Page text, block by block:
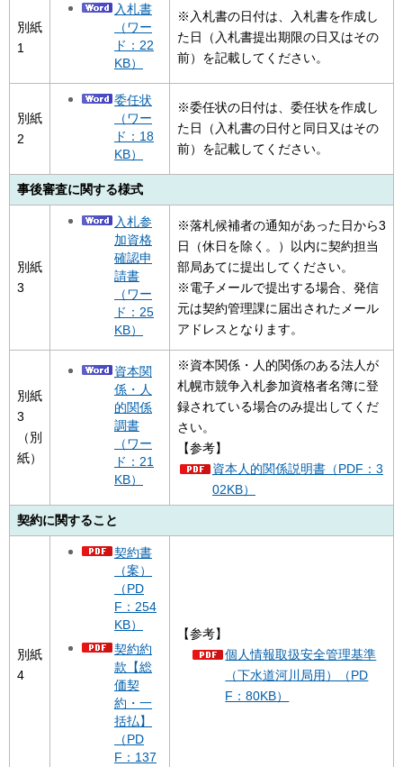
別紙
1
入札書
（ワー
ド：22
KB）
※入札書の日付は、入札書を作成し
た日（入札書提出期限の日又はその
前）を記載してください。
別紙
2
委任状
（ワー
ド：18
KB）
※委任状の日付は、委任状を作成し
た日（入札書の日付と同日又はその
前）を記載してください。
事後審査に関する様式
別紙
3
入札参
加資格
確認申
請書
（ワー
ド：25
KB）
※落札候補者の通知があった日から3
日（休日を除く。）以内に契約担当
部局あてに提出してください。
※電子メールで提出する場合、発信
元は契約管理課に届出されたメール
アドレスとなります。
別紙
3
（別
紙）
資本関
係・人
的関係
調書
（ワー
ド：21
KB）
※資本関係・人的関係のある法人が
札幌市競争入札参加資格者名簿に登
録されている場合のみ提出してくだ
さい。
【参考】
資本人的関係説明書（PDF：3
02KB）
契約に関すること
別紙
4
契約書
（案）
（PD
F：254
KB）
契約約
款【総
価契
約・一
括払】
（PD
F：137
【参考】
個人情報取扱安全管理基準
（下水道河川局用）（PD
F：80KB）